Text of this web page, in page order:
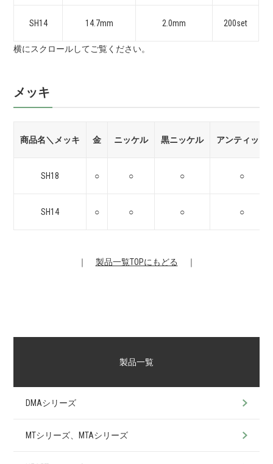
SH14 14.7mm 2.0mm 200set
横にスクロールしてご覧ください。
メッキ
商品名＼メッキ 金 ニッケル 黒ニッケル アンティック
SH18 ○ ○ ○ ○
SH14 ○ ○ ○ ○
｜ 製品一覧TOPにもどる ｜
製品一覧
DMAシリーズ
MTシリーズ、MTAシリーズ